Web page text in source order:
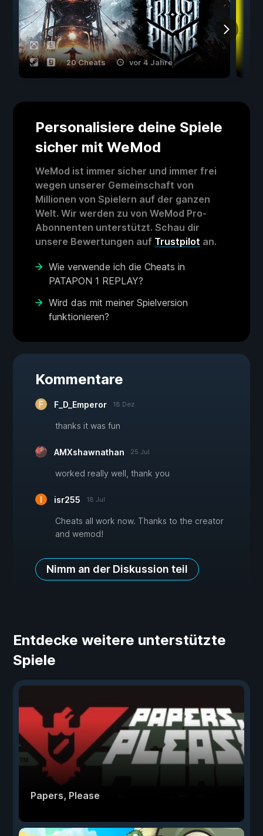
20 Cheats vor 4 Jahre
Personalisiere deine Spiele
sicher mit WeMod
WeMod ist immer sicher und immer frei
wegen unserer Gemeinschaft von
Millionen von Spielern auf der ganzen
Welt. Wir werden zu von WeMod Pro-
Abonnenten unterstützt. Schau dir
unsere Bewertungen auf Trustpilot an.
Wie verwende ich die Cheats in
PATAPON 1 REPLAY?
Wird das mit meiner Spielversion
funktionieren?
Kommentare
F_D_Emperor 18 Dez
thanks it was fun
AMXshawnathan 25 Jul
worked really well, thank you
isr255 18 Jul
Cheats all work now. Thanks to the creator
and wemod!
Nimm an der Diskussion teil
Entdecke weitere unterstützte
Spiele
Papers, Please